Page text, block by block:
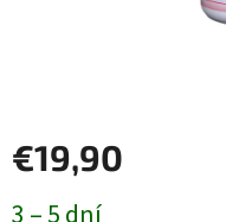
€19,90